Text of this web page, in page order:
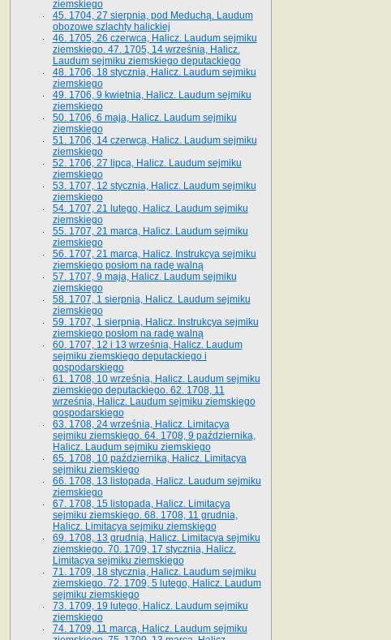
ziemskiego
45. 1704, 27 sierpnia, pod Meduchą. Laudum
obozowe szlachty halickiej
46. 1705, 26 czerwca, Halicz. Laudum sejmiku
ziemskiego. 47. 1705, 14 września, Halicz.
Laudum sejmiku ziemskiego deputackiego
48. 1706, 18 stycznia, Halicz. Laudum sejmiku
ziemskiego
49. 1706, 9 kwietnia, Halicz. Laudum sejmiku
ziemskiego
50. 1706, 6 maja, Halicz. Laudum sejmiku
ziemskiego
51. 1706, 14 czerwca, Halicz. Laudum sejmiku
ziemskiego
52. 1706, 27 lipca, Halicz. Laudum sejmiku
ziemskiego
53. 1707, 12 stycznia, Halicz. Laudum sejmiku
ziemskiego
54. 1707, 21 lutego, Halicz. Laudum sejmiku
ziemskiego
55. 1707, 21 marca, Halicz. Laudum sejmiku
ziemskiego
56. 1707, 21 marca, Halicz. Instrukcya sejmiku
ziemskiego posłom na radę walną
57. 1707, 9 maja, Halicz. Laudum sejmiku
ziemskiego
58. 1707, 1 sierpnia, Halicz. Laudum sejmiku
ziemskiego
59. 1707, 1 sierpnia, Halicz. Instrukcya sejmiku
ziemskiego posłom na radę walną
60. 1707, 12 i 13 września, Halicz. Laudum
sejmiku ziemskiego deputackiego i
gospodarskiego
61. 1708, 10 września, Halicz. Laudum sejmiku
ziemskiego deputackiego. 62. 1708, 11
września, Halicz. Laudum sejmiku ziemskiego
gospodarskiego
63. 1708, 24 września, Halicz. Limitacya
sejmiku ziemskiego. 64. 1708, 9 października,
Halicz. Laudum sejmiku ziemskiego
65­. 1708, 10 października, Halicz. Limitacya
sejmiku ziemskiego
66. 1708, 13 listopada, Halicz. Laudum sejmiku
ziemskiego
67. 1708, 15 listopada, Halicz. Limitacya
sejmiku ziemskiego. 68. 1708, 11 grudnia,
Halicz. Limitacya sejmiku ziemskiego
69. 1708, 13 grudnia, Halicz. Limitacya sejmiku
ziemskiego. 70. 1709, 17 stycznia, Halicz.
Limitacya sejmiku ziemskiego
71. 1709, 18 stycznia, Halicz. Laudum sejmiku
ziemskiego. 72. 1709, 5 lutego, Halicz. Laudum
sejmiku ziemskiego
73. 1709, 19 lutego, Halicz. Laudum sejmiku
ziemskiego
74. 1709, 11 marca, Halicz. Laudum sejmiku